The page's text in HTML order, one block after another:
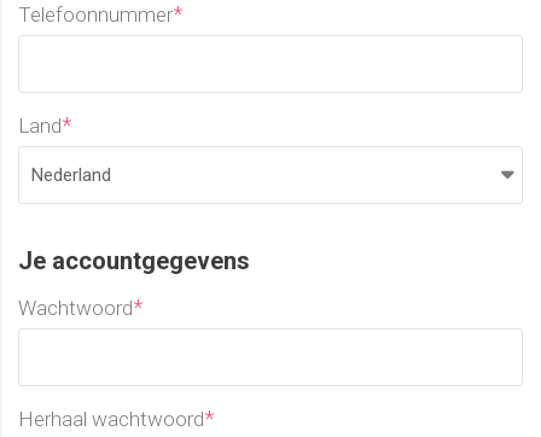
Telefoonnummer*
Land*
Je accountgegevens
Wachtwoord*
Herhaal wachtwoord*